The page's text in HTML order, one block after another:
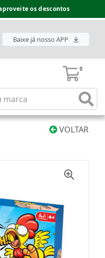
os descontos
Baixe já nosso APP
0
VOLTAR